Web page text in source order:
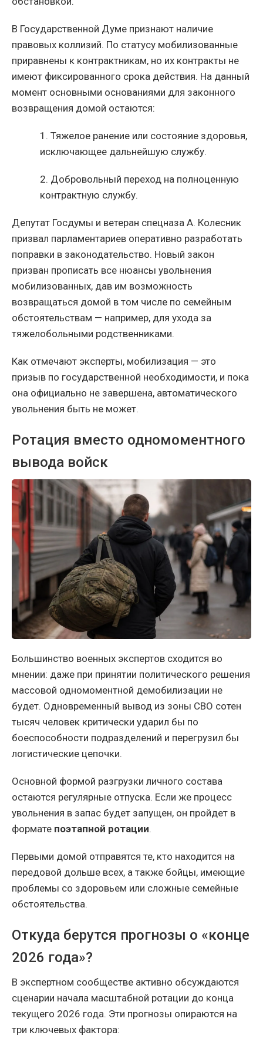
В Государственной Думе признают наличие
правовых коллизий. По статусу мобилизованные
приравнены к контрактникам, но их контракты не
имеют фиксированного срока действия. На данный
момент основными основаниями для законного
возвращения домой остаются:
1. Тяжелое ранение или состояние здоровья,
исключающее дальнейшую службу.
2. Добровольный переход на полноценную
контрактную службу.
Депутат Госдумы и ветеран спецназа А. Колесник
призвал парламентариев оперативно разработать
поправки в законодательство. Новый закон
призван прописать все нюансы увольнения
мобилизованных, дав им возможность
возвращаться домой в том числе по семейным
обстоятельствам — например, для ухода за
тяжелобольными родственниками.
Как отмечают эксперты, мобилизация — это
призыв по государственной необходимости, и пока
она официально не завершена, автоматического
увольнения быть не может.
Ротация вместо одномоментного
вывода войск
Большинство военных экспертов сходится во
мнении: даже при принятии политического решения
массовой одномоментной демобилизации не
будет. Одновременный вывод из зоны СВО сотен
тысяч человек критически ударил бы по
боеспособности подразделений и перегрузил бы
логистические цепочки.
Основной формой разгрузки личного состава
остаются регулярные отпуска. Если же процесс
увольнения в запас будет запущен, он пройдет в
формате поэтапной ротации.
Первыми домой отправятся те, кто находится на
передовой дольше всех, а также бойцы, имеющие
проблемы со здоровьем или сложные семейные
обстоятельства.
Откуда берутся прогнозы о «конце
2026 года»?
В экспертном сообществе активно обсуждаются
сценарии начала масштабной ротации до конца
текущего 2026 года. Эти прогнозы опираются на
три ключевых фактора: